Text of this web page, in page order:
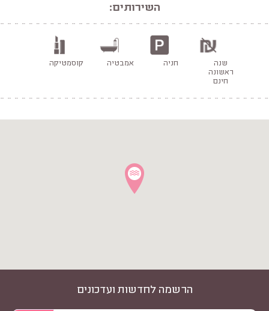
השירותים:
שנה
ראשונה
חינם
חניה אמבטיה קוסמטיקה
הרשמה לחדשות ועדכונים